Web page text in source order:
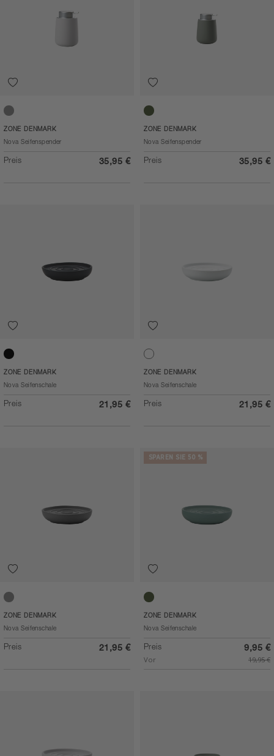
Soft Grey
ZONE DENMARK
Nova Seifenspender
Preis 35,95 €
Olive green
ZONE DENMARK
Nova Seifenspender
Preis 35,95 €
Black
ZONE DENMARK
Nova Seifenschale
Preis 21,95 €
White
ZONE DENMARK
Nova Seifenschale
Preis 21,95 €
Grey
ZONE DENMARK
Nova Seifenschale
Preis 21,95 €
SPAREN SIE 50 %
Petrol Green
ZONE DENMARK
Nova Seifenschale
Preis 9,95 €
Vor 19,95 €